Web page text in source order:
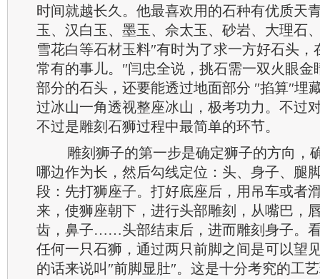
时间就越长久。他最喜欢用的石种有优质天
玉、汉白玉、墨玉、佘太玉、砂岩、大理石
雪花白等石材玉料″有时为了求一方好石头
常有的事儿。″闫忠全说，挑石需一双火眼金
部分的石头，还要能透过地面部分 ″掐算″埋
过冰山一角透视整座冰山，极考功力。不过
不过是雕刻石狮过程中最简单的环节。
雕刻狮子的第一步是确定狮子的方向，
哪边作为长，然后勾线定位：头、身子、腿
段：先打狮座子。打好底座后，用吊车或者
来，使狮座朝下，进行头部雕刻，从嘴巴，
齿，鼻子……头部结束后，进而雕刻身子。
任何一只石狮，通过两只前脚之间是可以望
的话来说叫″前脚显肚″。这是十分考究的工